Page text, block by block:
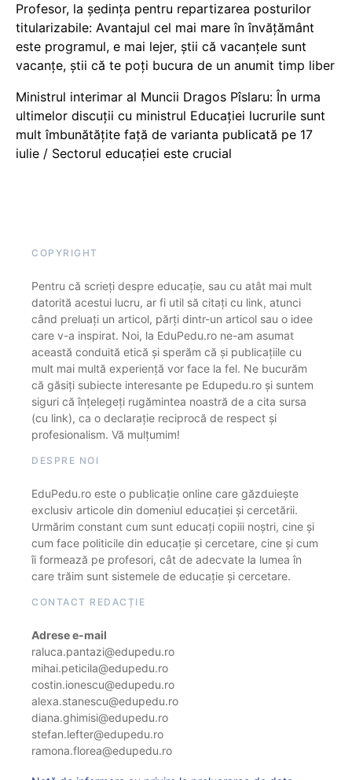
Profesor, la ședința pentru repartizarea posturilor
titularizabile: Avantajul cel mai mare în învățământ
este programul, e mai lejer, știi că vacanțele sunt
vacanţe, știi că te poți bucura de un anumit timp liber
Ministrul interimar al Muncii Dragos Pîslaru: În urma
ultimelor discuții cu ministrul Educației lucrurile sunt
mult îmbunătățite față de varianta publicată pe 17
iulie / Sectorul educației este crucial
COPYRIGHT
Pentru că scrieți despre educație, sau cu atât mai mult
datorită acestui lucru, ar fi util să citați cu link, atunci
când preluați un articol, părți dintr-un articol sau o idee
care v-a inspirat. Noi, la EduPedu.ro ne-am asumat
această conduită etică și sperăm că și publicațiile cu
mult mai multă experiență vor face la fel. Ne bucurăm
că găsiți subiecte interesante pe Edupedu.ro și suntem
siguri că înțelegeți rugămintea noastră de a cita sursa
(cu link), ca o declarație reciprocă de respect și
profesionalism. Vă mulțumim!
DESPRE NOI
EduPedu.ro este o publicație online care găzduiește
exclusiv articole din domeniul educației și cercetării.
Urmărim constant cum sunt educați copiii noștri, cine și
cum face politicile din educație și cercetare, cine și cum
îi formează pe profesori, cât de adecvate la lumea în
care trăim sunt sistemele de educație și cercetare.
CONTACT REDACȚIE
Adrese e-mail
raluca.pantazi@edupedu.ro
mihai.peticila@edupedu.ro
costin.ionescu@edupedu.ro
alexa.stanescu@edupedu.ro
diana.ghimisi@edupedu.ro
stefan.lefter@edupedu.ro
ramona.florea@edupedu.ro